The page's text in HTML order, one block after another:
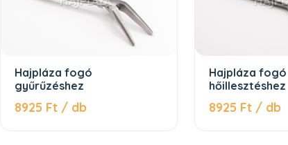
Hajpláza fogó
gyűrűzéshez
8925 Ft / db
Hajpláza fogó
hőillesztéshez
8925 Ft / db